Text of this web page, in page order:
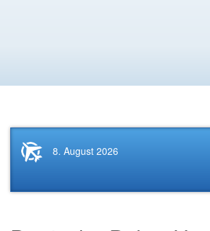
Startseite
News.Tourismus.com
8. August 2026